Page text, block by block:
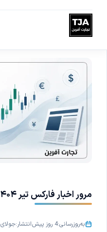
پرش
به
مرور اخبار فارکس تیر ۱۴۰۴
به‌روزرسانی:4 روز پیش انتشار:جولای 31, 2025